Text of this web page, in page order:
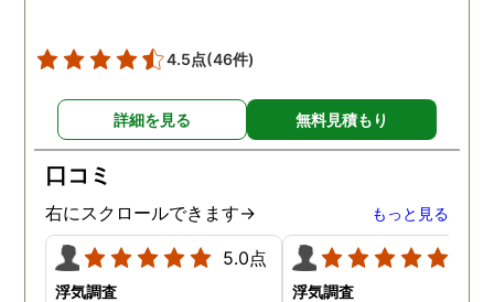
ケアもしてもらったり色々
とお世話になりました！
4.5点(46件)
詳細を見る 無料見積もり
口コミ
右にスクロールできます→ もっと見る
5.0点
浮気調査 浮気調査